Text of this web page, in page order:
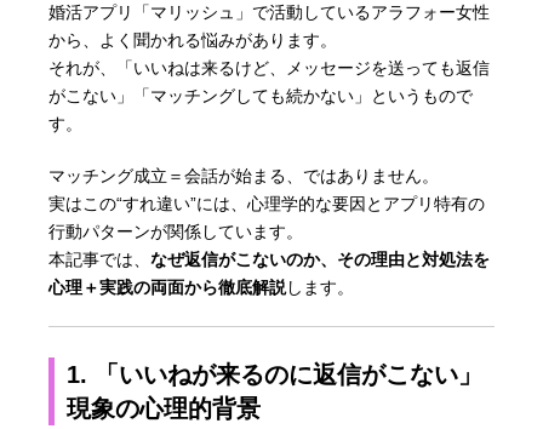
婚活アプリ「マリッシュ」で活動しているアラフォー女性
から、よく聞かれる悩みがあります。
それが、「いいねは来るけど、メッセージを送っても返信
がこない」「マッチングしても続かない」というもので
す。
マッチング成立＝会話が始まる、ではありません。
実はこの“すれ違い”には、心理学的な要因とアプリ特有の
行動パターンが関係しています。
本記事では、なぜ返信がこないのか、その理由と対処法を
心理＋実践の両面から徹底解説します。
1. 「いいねが来るのに返信がこない」
現象の心理的背景